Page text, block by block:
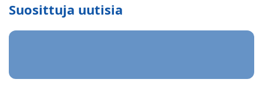
Suosittuja uutisia